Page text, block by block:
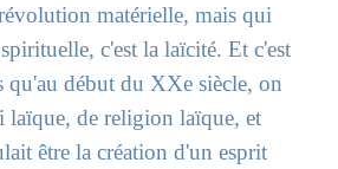
matérielle, mais qui
c'est la laïcité. Et c'est
qu'au début du XXe siècle, on
laïque, de religion laïque, et
être la création d'un esprit